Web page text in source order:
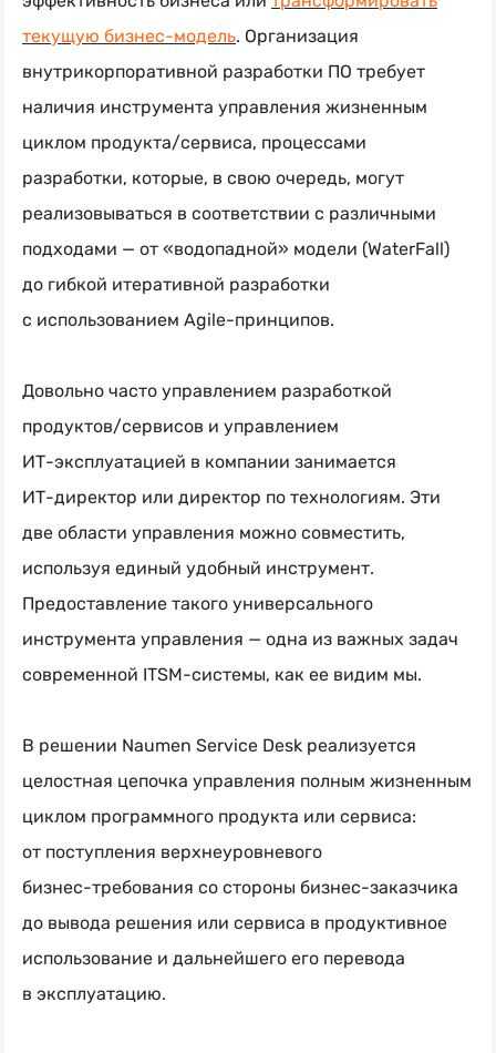
текущую бизнес-модель. Организация
внутрикорпоративной разработки ПО требует
наличия инструмента управления жизненным
циклом продукта/сервиса, процессами
разработки, которые, в свою очередь, могут
реализовываться в соответствии с различными
подходами — от «водопадной» модели (WaterFall)
до гибкой итеративной разработки
с использованием Agile-принципов.
Довольно часто управлением разработкой
продуктов/сервисов и управлением
ИТ-эксплуатацией в компании занимается
ИТ-директор или директор по технологиям. Эти
две области управления можно совместить,
используя единый удобный инструмент.
Предоставление такого универсального
инструмента управления — одна из важных задач
современной ITSM-системы, как ее видим мы.
В решении Naumen Service Desk реализуется
целостная цепочка управления полным жизненным
циклом программного продукта или сервиса:
от поступления верхнеуровневого
бизнес-требования со стороны бизнес-заказчика
до вывода решения или сервиса в продуктивное
использование и дальнейшего его перевода
в эксплуатацию.